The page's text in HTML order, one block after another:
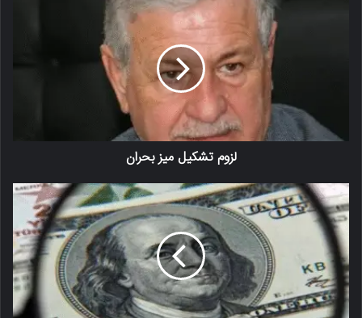
لزوم تشکیل میز بحران